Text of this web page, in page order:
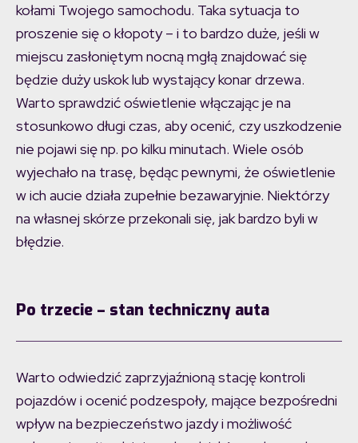
kołami Twojego samochodu. Taka sytuacja to
proszenie się o kłopoty – i to bardzo duże, jeśli w
miejscu zasłoniętym nocną mgłą znajdować się
będzie duży uskok lub wystający konar drzewa.
Warto sprawdzić oświetlenie włączając je na
stosunkowo długi czas, aby ocenić, czy uszkodzenie
nie pojawi się np. po kilku minutach. Wiele osób
wyjechało na trasę, będąc pewnymi, że oświetlenie
w ich aucie działa zupełnie bezawaryjnie. Niektórzy
na własnej skórze przekonali się, jak bardzo byli w
błędzie.
Po trzecie – stan techniczny auta
Warto odwiedzić zaprzyjaźnioną stację kontroli
pojazdów i ocenić podzespoły, mające bezpośredni
wpływ na bezpieczeństwo jazdy i możliwość